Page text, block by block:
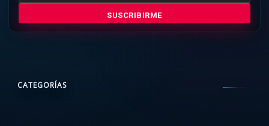
SUSCRIBIRME
CATEGORÍAS